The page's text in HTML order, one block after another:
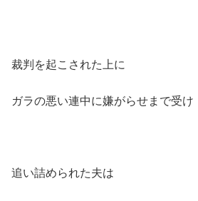
裁判を起こされた上に
ガラの悪い連中に嫌がらせまで受け
追い詰められた夫は